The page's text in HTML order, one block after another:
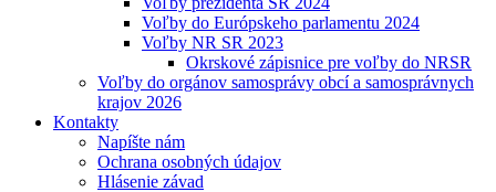
Voľby do Európskeho parlamentu 2024
Voľby NR SR 2023
Okrskové zápisnice pre voľby do NRSR
Voľby do orgánov samosprávy obcí a samosprávnych
krajov 2026
Kontakty
Napíšte nám
Ochrana osobných údajov
Hlásenie závad